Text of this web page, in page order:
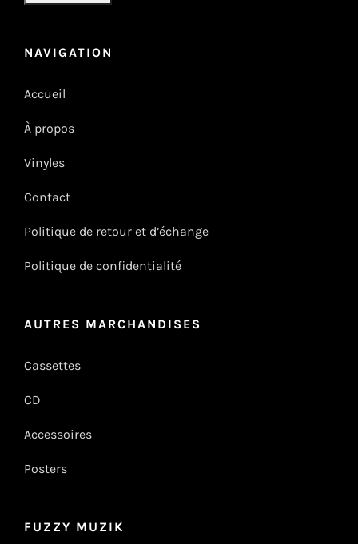
NAVIGATION
Accueil
À propos
Vinyles
Contact
Politique de retour et d’échange
Politique de confidentialité
AUTRES MARCHANDISES
Cassettes
CD
Accessoires
Posters
FUZZY MUZIK